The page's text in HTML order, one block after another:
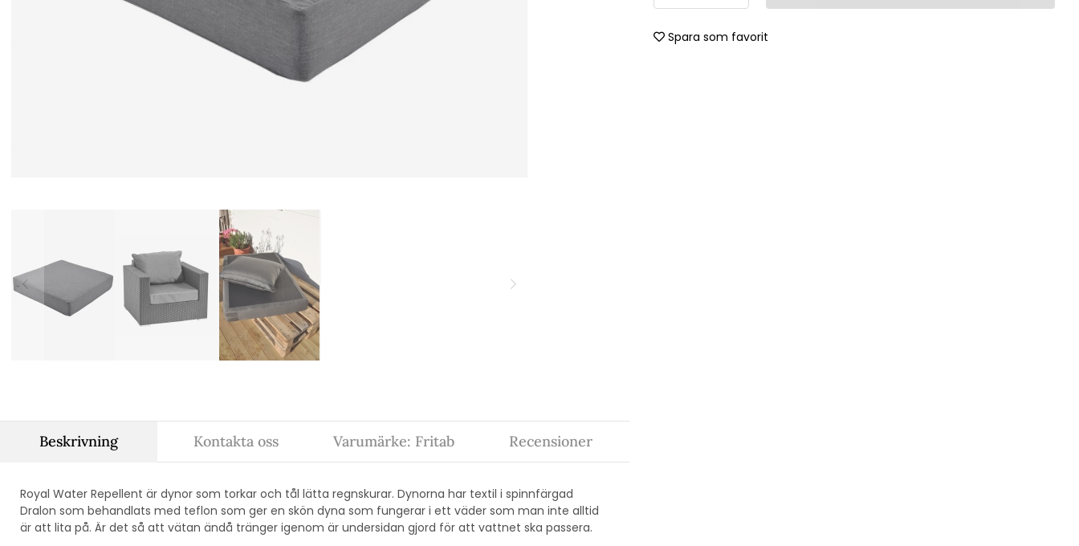
Spara som favorit
Beskrivning
Royal Water Repellent är dynor som torkar och tål lätta regnskurar. Dynorna har textil i spinnfärgad
Dralon som behandlats med teflon som ger en skön dyna som fungerar i ett väder som man inte alltid
är att lita på. Är det så att vätan ändå tränger igenom är undersidan gjord för att vattnet ska passera.
Kontakta oss Varumärke: Fritab Recensioner